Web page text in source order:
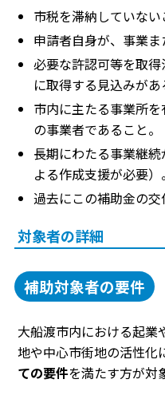
市税を滞納していない
申請者自身が、事業ま
必要な許認可等を取
に取得する見込みがあ
市内に主たる事業所
の事業者であること。
長期にわたる事業継
よる作成支援が必要）。
過去にこの補助金の交
対象者の詳細
補助対象者の要件
大船渡市内における起業
地や中心市街地の活性化
ての要件を満たす方が対